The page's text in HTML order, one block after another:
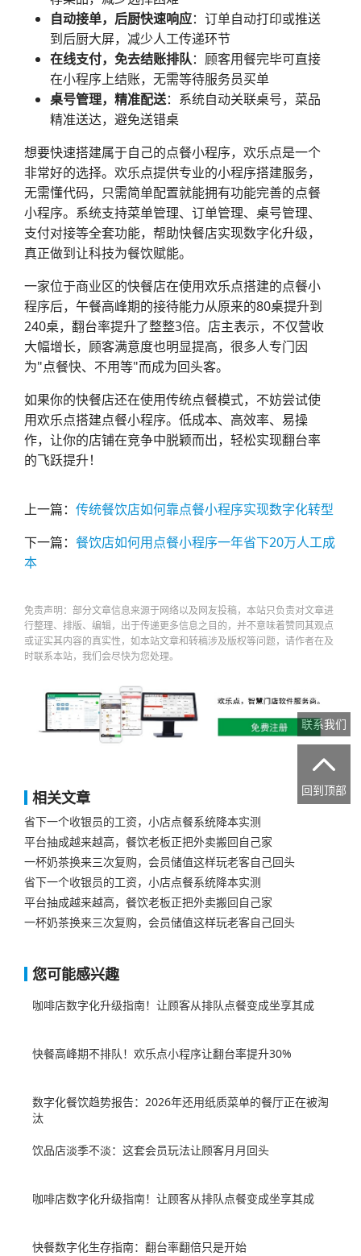
自动接单，后厨快速响应：订单自动打印或推送
到后厨大屏，减少人工传递环节
在线支付，免去结账排队：顾客用餐完毕可直接
在小程序上结账，无需等待服务员买单
桌号管理，精准配送：系统自动关联桌号，菜品
精准送达，避免送错桌
想要快速搭建属于自己的点餐小程序，欢乐点是一个
非常好的选择。欢乐点提供专业的小程序搭建服务，
无需懂代码，只需简单配置就能拥有功能完善的点餐
小程序。系统支持菜单管理、订单管理、桌号管理、
支付对接等全套功能，帮助快餐店实现数字化升级，
真正做到让科技为餐饮赋能。
一家位于商业区的快餐店在使用欢乐点搭建的点餐小
程序后，午餐高峰期的接待能力从原来的80桌提升到
240桌，翻台率提升了整整3倍。店主表示，不仅营收
大幅增长，顾客满意度也明显提高，很多人专门因
为"点餐快、不用等"而成为回头客。
如果你的快餐店还在使用传统点餐模式，不妨尝试使
用欢乐点搭建点餐小程序。低成本、高效率、易操
作，让你的店铺在竞争中脱颖而出，轻松实现翻台率
的飞跃提升！
上一篇： 传统餐饮店如何靠点餐小程序实现数字化转型
下一篇： 餐饮店如何用点餐小程序一年省下20万人工成
本
免责声明：部分文章信息来源于网络以及网友投稿，本站只负责对文章进
行整理、排版、编辑，出于传递更多信息之目的，并不意味着赞同其观点
或证实其内容的真实性，如本站文章和转稿涉及版权等问题，请作者在及
时联系本站，我们会尽快为您处理。
相关文章
省下一个收银员的工资，小店点餐系统降本实测
平台抽成越来越高，餐饮老板正把外卖搬回自己家
一杯奶茶换来三次复购，会员储值这样玩老客自己回头
省下一个收银员的工资，小店点餐系统降本实测
平台抽成越来越高，餐饮老板正把外卖搬回自己家
一杯奶茶换来三次复购，会员储值这样玩老客自己回头
您可能感兴趣
咖啡店数字化升级指南！让顾客从排队点餐变成坐享其成
快餐高峰期不排队！欢乐点小程序让翻台率提升30%
数字化餐饮趋势报告：2026年还用纸质菜单的餐厅正在被淘
汰
饮品店淡季不淡：这套会员玩法让顾客月月回头
咖啡店数字化升级指南！让顾客从排队点餐变成坐享其成
快餐数字化生存指南：翻台率翻倍只是开始
联系我们

回到顶部